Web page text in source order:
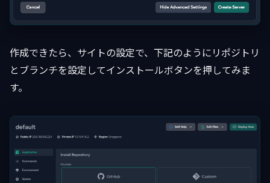
作成できたら、サイトの設定で、下記のようにリポジトリ
とブランチを設定してインストールボタンを押してみま
す。